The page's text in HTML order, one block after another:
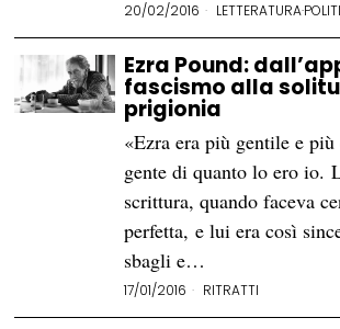
20/02/2016 LETTERATURA·
Ezra Pound:
fascismo alla
prigionia
«Ezra era più gentile e
gente di quanto lo ero io.
scrittura, quando faceva
perfetta, e lui era così
sbagli e…
17/01/2016 RITRATTI